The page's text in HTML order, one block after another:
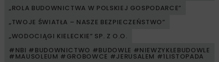
„ROLA BUDOWNICTWA W POLSKIEJ GOSPODARCE”
„TWOJE ŚWIATŁA – NASZE BEZPIECZEŃSTWO”
„WODOCIĄGI KIELECKIE” SP. Z O.O.
#NBI #BUDOWNICTWO #BUDOWLE #NIEWZYKŁEBUDOWLE
#MAUSOLEUM #GROBOWCE #JERUSALEM #1LISTOPADA